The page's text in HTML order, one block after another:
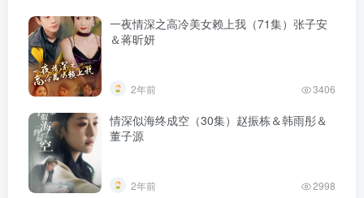
一夜情深之高冷美女赖上我（71集）张子安
＆蒋昕妍
2年前 3406
情深似海终成空（30集）赵振栋＆韩雨彤＆
董子源
2年前 2998